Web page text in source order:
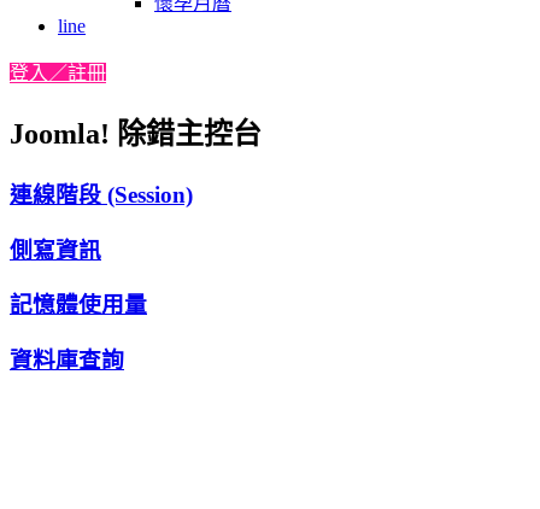
line
登入／註冊
Joomla! 除錯主控台
連線階段 (Session)
側寫資訊
記憶體使用量
資料庫查詢